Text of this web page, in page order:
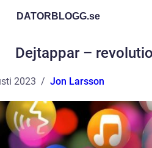
DATORBLOGG.se
Dejtappar –
2023 Jon Larsson